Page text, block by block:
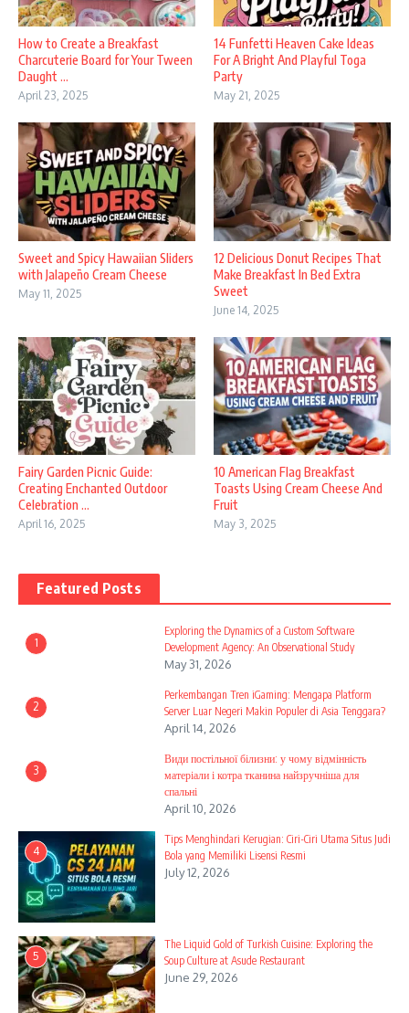
How to Create a Breakfast
Charcuterie Board for Your Tween
Daught ...
April 23, 2025
14 Funfetti Heaven Cake Ideas
For A Bright And Playful Toga
Party
May 21, 2025
Sweet and Spicy Hawaiian Sliders
with Jalapeño Cream Cheese
May 11, 2025
12 Delicious Donut Recipes That
Make Breakfast In Bed Extra
Sweet
June 14, 2025
Fairy Garden Picnic Guide:
Creating Enchanted Outdoor
Celebration ...
April 16, 2025
10 American Flag Breakfast
Toasts Using Cream Cheese And
Fruit
May 3, 2025
Featured Posts
1
Exploring the Dynamics of a Custom Software
Development Agency: An Observational Study
May 31, 2026
2
Perkembangan Tren iGaming: Mengapa Platform
Server Luar Negeri Makin Populer di Asia Tenggara?
April 14, 2026
3
Види постільної білизни: у чому відмінність
матеріали і котра тканина найзручніша для
спальні
April 10, 2026
4
Tips Menghindari Kerugian: Ciri-Ciri Utama Situs Judi
Bola yang Memiliki Lisensi Resmi
July 12, 2026
5
The Liquid Gold of Turkish Cuisine: Exploring the
Soup Culture at Asude Restaurant
June 29, 2026